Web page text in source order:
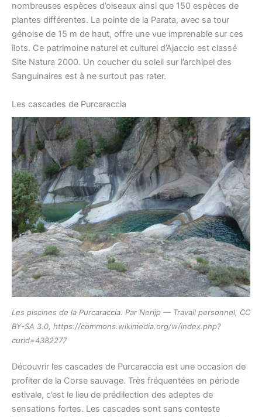
nombreuses espèces d’oiseaux ainsi que 150 espèces de
plantes différentes. La pointe de la Parata, avec sa tour
génoise de 15 m de haut, offre une vue imprenable sur ces
îlots. Ce patrimoine naturel et culturel d’Ajaccio est classé
Site Natura 2000. Un coucher du soleil sur l’archipel des
Sanguinaires est à ne surtout pas rater.
Les cascades de Purcaraccia
Les piscines de la Purcaraccia. Par Nerijp — Travail personnel, CC
BY-SA 3.0, https://commons.wikimedia.org/w/index.php?
curid=4382277
Découvrir les cascades de Purcaraccia est une occasion de
profiter de la Corse sauvage. Très fréquentées en période
estivale, c’est le lieu de prédilection des adeptes de
sensations fortes. Les cascades sont sans conteste